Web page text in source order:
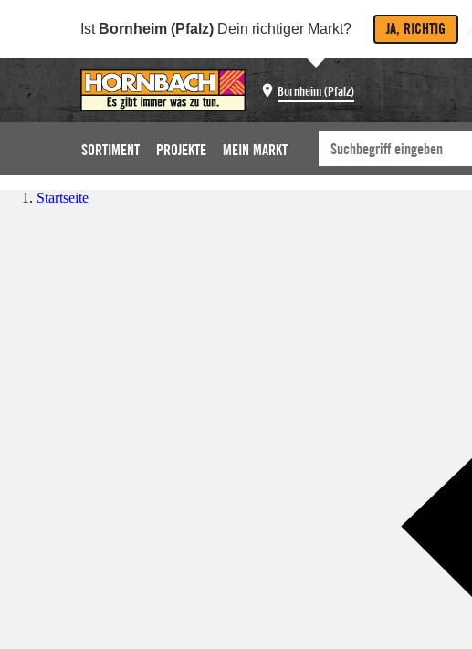
Ist Bornheim (Pfalz) Dein richtiger Markt? JA, RICHTIG
Bornheim (Pfalz)
SORTIMENT PROJEKTE MEIN MARKT
Startseite